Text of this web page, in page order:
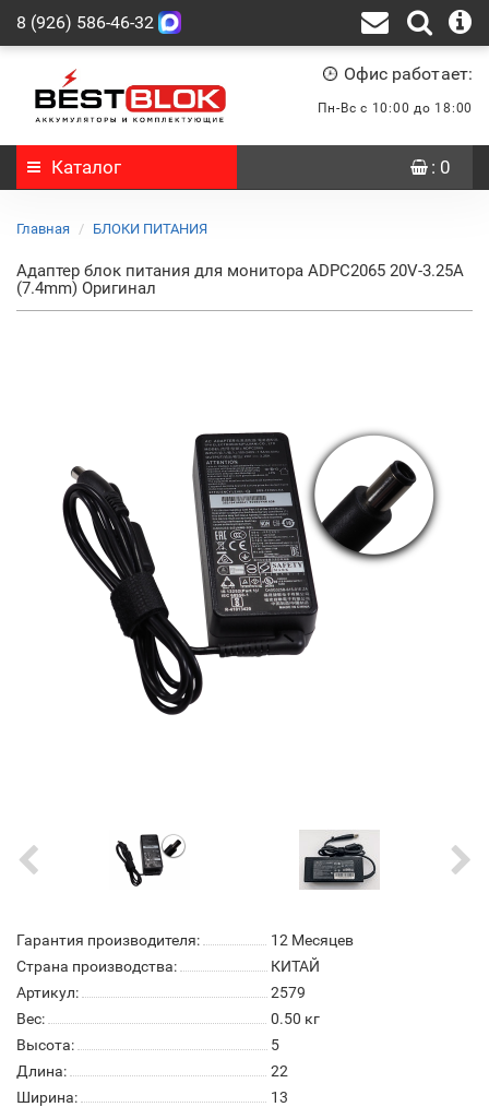
8 (926) 586-46-32
Офис работает:
Пн-Вс с 10:00 до 18:00
Каталог : 0
Главная БЛОКИ ПИТАНИЯ
Адаптер блок питания для монитора ADPC2065 20V-3.25A
(7.4mm) Оригинал
Гарантия производителя:
12 Месяцев
Страна производства:
КИТАЙ
Артикул:
2579
Вес:
0.50 кг
Высота:
5
Длина:
22
Ширина:
13